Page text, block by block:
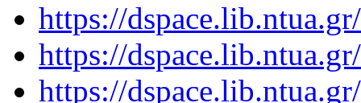
https://
https://
https://